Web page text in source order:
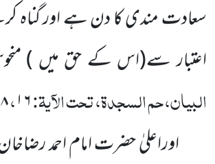
سعادت مندی کا دن ہے اور
اعتبار سے(اس کے حق میں )
البیان، حم السجدۃ، تحت الآیۃ:۱۶،۸
اوراعلیٰ حضرت امام احمد